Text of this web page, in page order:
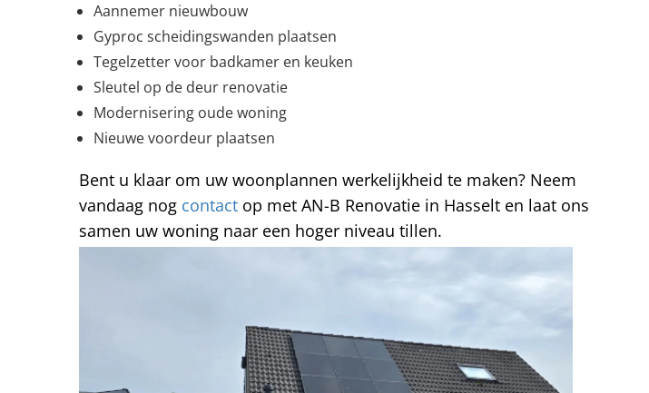
Aannemer nieuwbouw
Gyproc scheidingswanden plaatsen
Tegelzetter voor badkamer en keuken
Sleutel op de deur renovatie
Modernisering oude woning
Nieuwe voordeur plaatsen
Bent u klaar om uw woonplannen werkelijkheid te maken? Neem
vandaag nog contact op met AN-B Renovatie in Hasselt en laat ons
samen uw woning naar een hoger niveau tillen.